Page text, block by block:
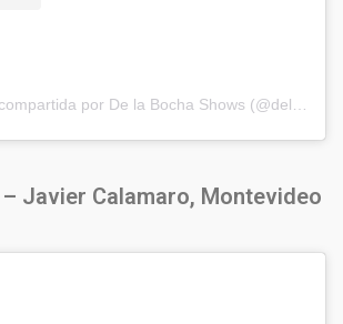
Javier Calamaro, Montevideo